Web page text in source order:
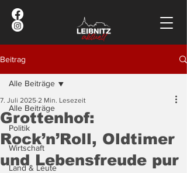
Beitrag
Alle Beiträge
Politik
Wirtschaft
Land & Leute
Alle Beiträge
Grottenhof:
Rock’n’Roll, Oldtimer
und Lebensfreude pur
7. Juli 2025 2 Min. Lesezeit